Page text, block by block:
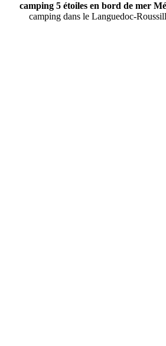
camping 5 étoiles en bord de mer
camping dans le Languedoc-